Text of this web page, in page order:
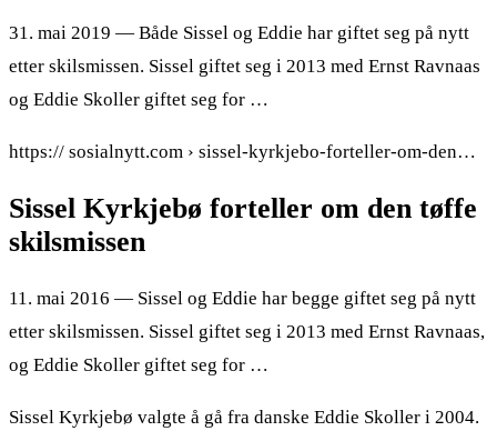
31. mai 2019 — Både Sissel og Eddie har giftet seg på nytt
etter skilsmissen. Sissel giftet seg i 2013 med Ernst Ravnaas
og Eddie Skoller giftet seg for …
https:// sosialnytt.com › sissel-kyrkjebo-forteller-om-den…
Sissel Kyrkjebø forteller om den tøffe
skilsmissen
11. mai 2016 — Sissel og Eddie har begge giftet seg på nytt
etter skilsmissen. Sissel giftet seg i 2013 med Ernst Ravnaas,
og Eddie Skoller giftet seg for …
Sissel Kyrkjebø valgte å gå fra danske Eddie Skoller i 2004.